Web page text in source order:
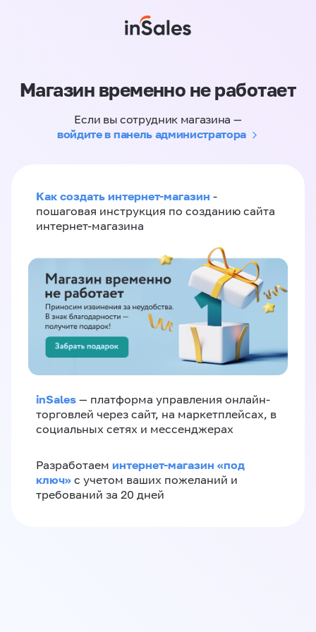
Магазин временно не работает
Если вы сотрудник магазина —
войдите в панель администратора
Как создать интернет-магазин -
пошаговая инструкция по созданию сайта
интернет-магазина
inSales — платформа управления онлайн-
торговлей через сайт, на маркетплейсах, в
социальных сетях и мессенджерах
Разработаем интернет-магазин «‎под
ключ»‎ с учетом ваших пожеланий и
требований за 20 дней